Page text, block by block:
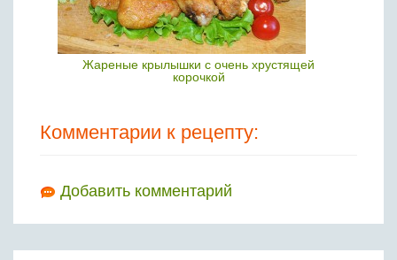
Жареные крылышки с очень хрустящей
корочкой
Комментарии к рецепту:
Добавить комментарий